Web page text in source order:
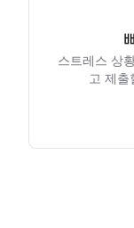
스트레스 상
고 제출